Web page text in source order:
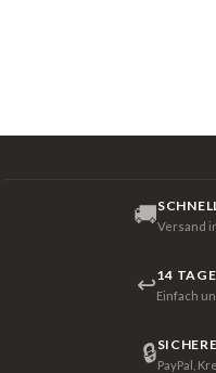
🚚Versand
↩14
Einfach
🔒PayPal,